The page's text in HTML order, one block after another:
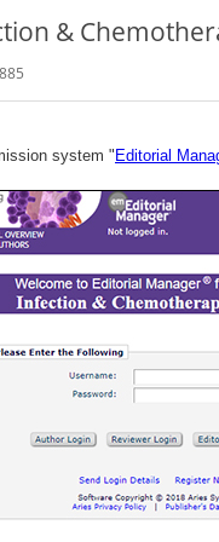
&
system "Editorial